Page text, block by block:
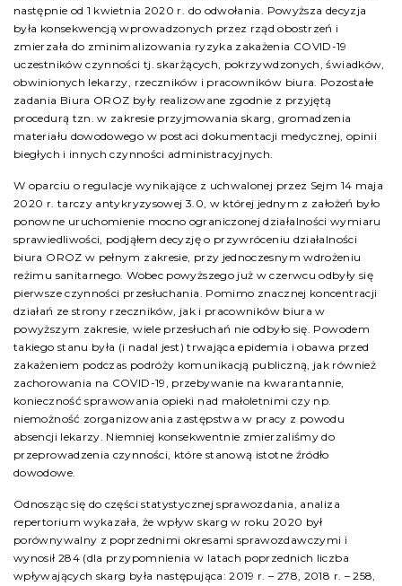
następnie od 1 kwietnia 2020 r. do odwołania. Powyższa decyzja
była konsekwencją wprowadzonych przez rząd obostrzeń i
zmierzała do zminimalizowania ryzyka zakażenia COVID-19
uczestników czynności tj. skarżących, pokrzywdzonych, świadków,
obwinionych lekarzy, rzeczników i pracowników biura. Pozostałe
zadania Biura OROZ były realizowane zgodnie z przyjętą
procedurą tzn. w zakresie przyjmowania skarg, gromadzenia
materiału dowodowego w postaci dokumentacji medycznej, opinii
biegłych i innych czynności administracyjnych.
W oparciu o regulacje wynikające z uchwalonej przez Sejm 14 maja
2020 r. tarczy antykryzysowej 3.0, w której jednym z założeń było
ponowne uruchomienie mocno ograniczonej działalności wymiaru
sprawiedliwości, podjąłem decyzję o przywróceniu działalności
biura OROZ w pełnym zakresie, przy jednoczesnym wdrożeniu
reżimu sanitarnego. Wobec powyższego już w czerwcu odbyły się
pierwsze czynności przesłuchania. Pomimo znacznej koncentracji
działań ze strony rzeczników, jak i pracowników biura w
powyższym zakresie, wiele przesłuchań nie odbyło się. Powodem
takiego stanu była (i nadal jest) trwająca epidemia i obawa przed
zakażeniem podczas podróży komunikacją publiczną, jak również
zachorowania na COVID-19, przebywanie na kwarantannie,
konieczność sprawowania opieki nad małoletnimi czy np.
niemożność zorganizowania zastępstwa w pracy z powodu
absencji lekarzy. Niemniej konsekwentnie zmierzaliśmy do
przeprowadzenia czynności, które stanową istotne źródło
dowodowe.
Odnosząc się do części statystycznej sprawozdania, analiza
repertorium wykazała, że wpływ skarg w roku 2020 był
porównywalny z poprzednimi okresami sprawozdawczymi i
wynosił 284 (dla przypomnienia w latach poprzednich liczba
wpływających skarg była następująca: 2019 r. – 278, 2018 r. – 258,